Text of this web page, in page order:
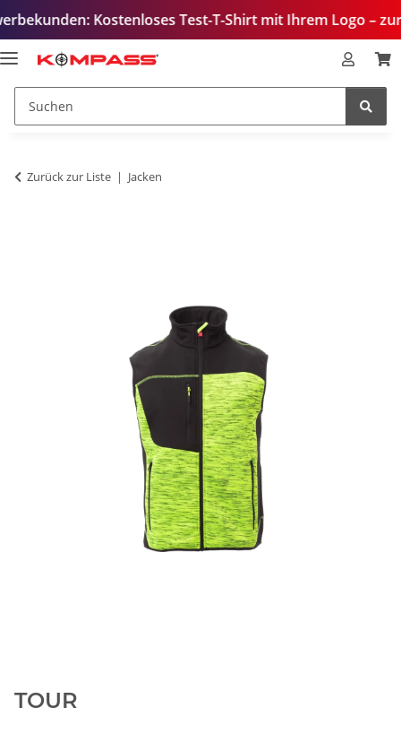
Kostenloses Test-T-Shirt mit Ihrem Logo – zur
Zurück zur Liste Jacken
TOUR